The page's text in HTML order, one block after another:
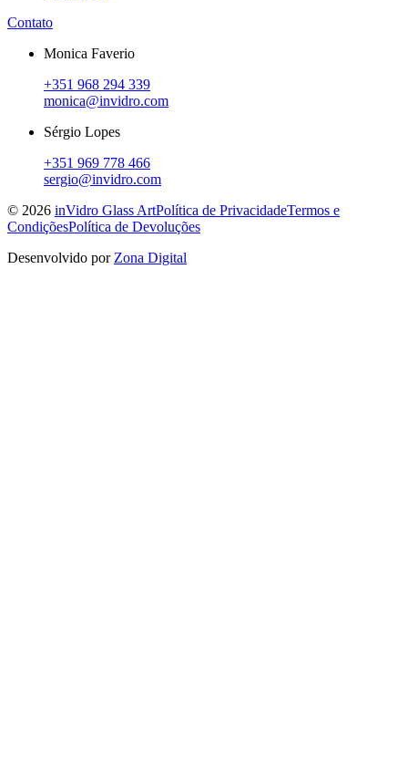
Contato
Monica Faverio
+351 968 294 339
monica@invidro.com
Sérgio Lopes
+351 969 778 466
sergio@invidro.com
© 2026 inVidro Glass ArtPolítica de PrivacidadeTermos e
CondiçõesPolítica de Devoluções
Desenvolvido por Zona Digital